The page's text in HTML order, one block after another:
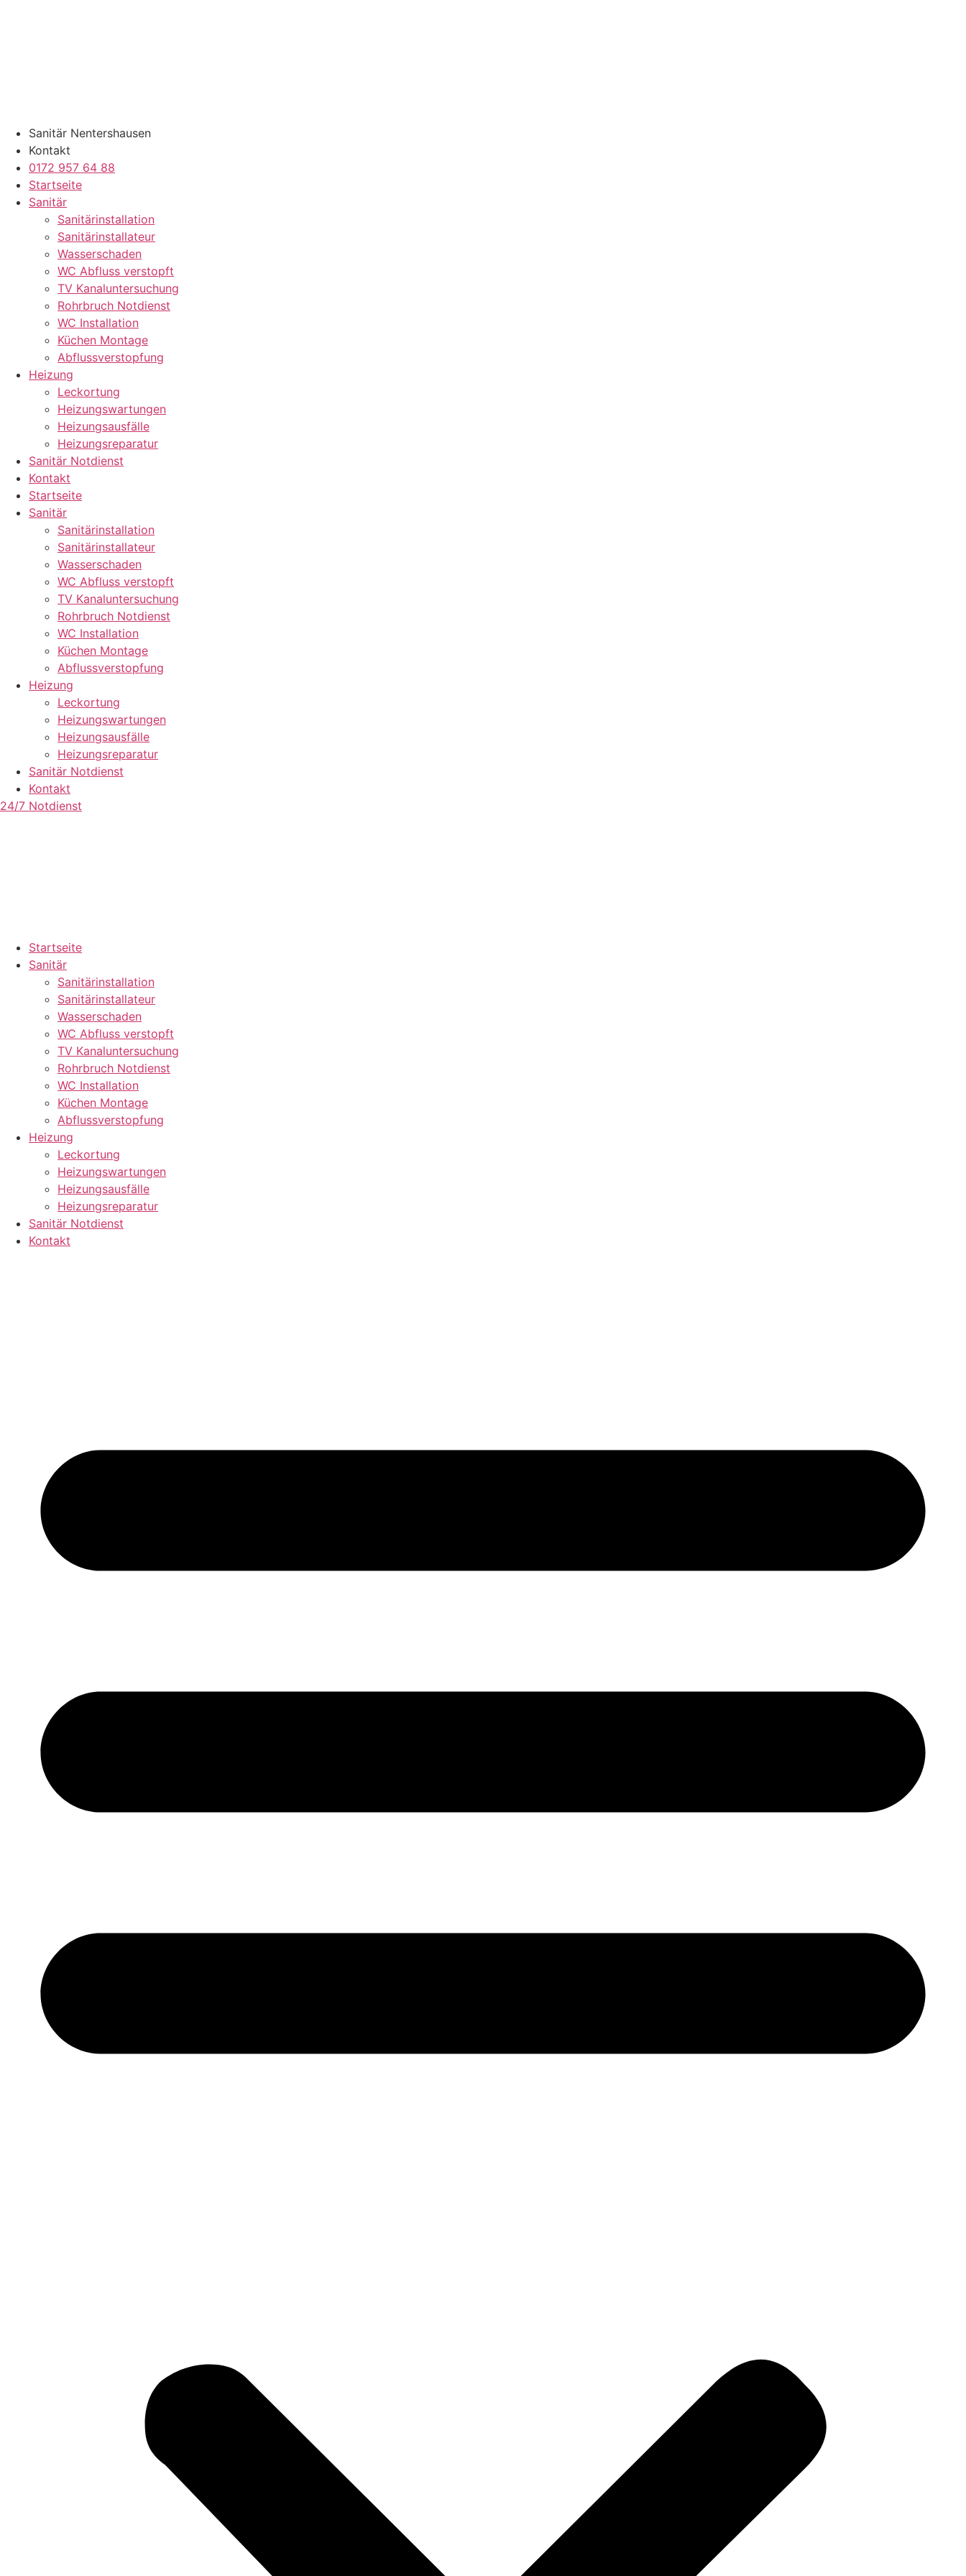
Sanitär Nentershausen
Kontakt
0172 957 64 88
Startseite
Sanitär
Sanitärinstallation
Sanitärinstallateur
Wasserschaden
WC Abfluss verstopft
TV Kanaluntersuchung
Rohrbruch Notdienst
WC Installation
Küchen Montage
Abflussverstopfung
Heizung
Leckortung
Heizungswartungen
Heizungsausfälle
Heizungsreparatur
Sanitär Notdienst
Kontakt
Startseite
Sanitär
Sanitärinstallation
Sanitärinstallateur
Wasserschaden
WC Abfluss verstopft
TV Kanaluntersuchung
Rohrbruch Notdienst
WC Installation
Küchen Montage
Abflussverstopfung
Heizung
Leckortung
Heizungswartungen
Heizungsausfälle
Heizungsreparatur
Sanitär Notdienst
Kontakt
24/7 Notdienst
Startseite
Sanitär
Sanitärinstallation
Sanitärinstallateur
Wasserschaden
WC Abfluss verstopft
TV Kanaluntersuchung
Rohrbruch Notdienst
WC Installation
Küchen Montage
Abflussverstopfung
Heizung
Leckortung
Heizungswartungen
Heizungsausfälle
Heizungsreparatur
Sanitär Notdienst
Kontakt